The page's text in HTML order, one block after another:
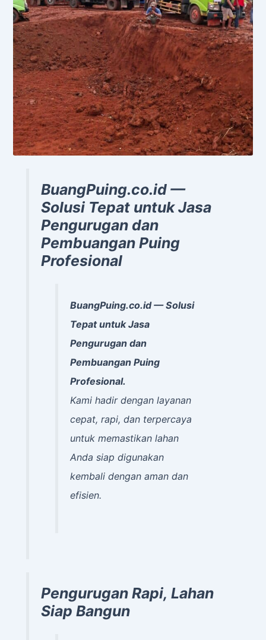
BuangPuing.co.id —
Solusi Tepat untuk Jasa
Pengurugan dan
Pembuangan Puing
Profesional
BuangPuing.co.id — Solusi
Tepat untuk Jasa
Pengurugan dan
Pembuangan Puing
Profesional.
Kami hadir dengan layanan
cepat, rapi, dan terpercaya
untuk memastikan lahan
Anda siap digunakan
kembali dengan aman dan
efisien.
Pengurugan Rapi, Lahan
Siap Bangun